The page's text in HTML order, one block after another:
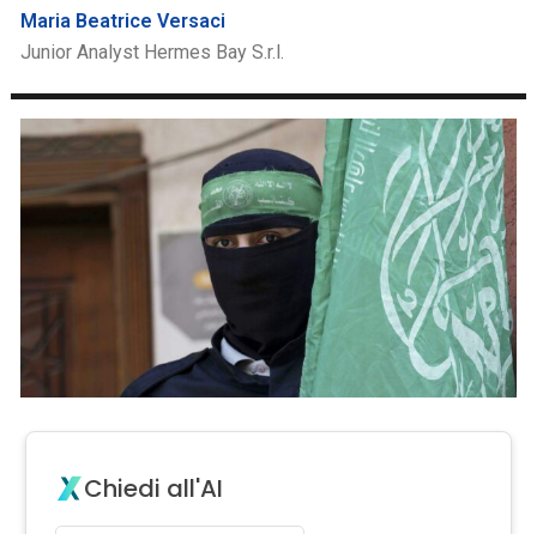
Maria Beatrice Versaci
Junior Analyst Hermes Bay S.r.l.
Chiedi all'AI